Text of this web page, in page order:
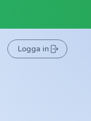
Logga in